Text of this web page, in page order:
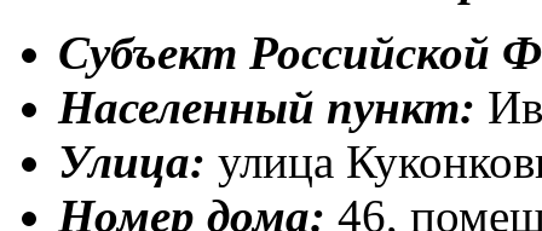
Субъект Российской
Населенный пункт:
Улица: улица
Номер дома: 46,